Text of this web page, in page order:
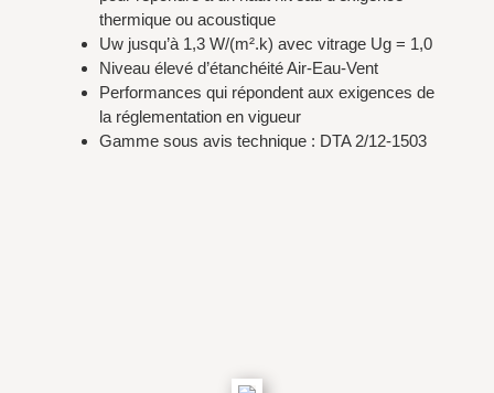
thermique ou acoustique
Uw jusqu’à 1,3 W/(m².k) avec vitrage Ug = 1,0
Niveau élevé d’étanchéité Air-Eau-Vent
Performances qui répondent aux exigences de
la réglementation en vigueur
Gamme sous avis technique : DTA 2/12-1503